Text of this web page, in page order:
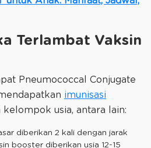
Terlambat Vaksin
Pneumococcal Conjugate
imunisasi
kelompok usia, antara lain:
diberikan 2 kali dengan jarak
booster diberikan usia 12-15